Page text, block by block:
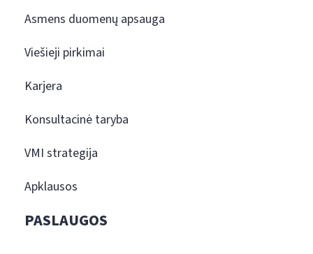
Asmens duomenų apsauga
Viešieji pirkimai
Karjera
Konsultacinė taryba
VMI strategija
Apklausos
PASLAUGOS